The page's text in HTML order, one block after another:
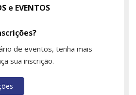
e EVENTOS
de eventos, tenha mais
sua inscrição.